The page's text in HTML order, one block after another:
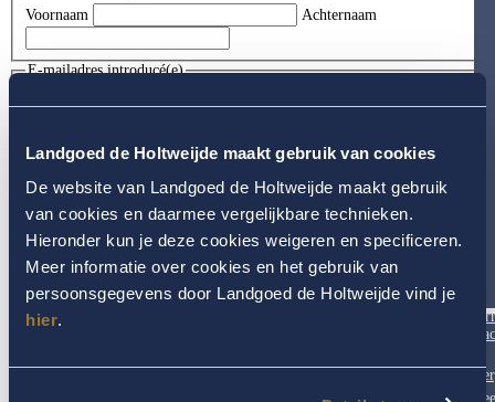
Landgoed de Holtweijde maakt gebruik van cookies
De website van Landgoed de Holtweijde maakt gebruik
van cookies en daarmee vergelijkbare technieken.
Hieronder kun je deze cookies weigeren en specificeren.
Meer informatie over cookies en het gebruik van
persoonsgegevens door Landgoed de Holtweijde vind je
hier.
Voornaam
Achternaam
E-mailadres introducé(e)
Ik fiets graag in de...
Opmerkingen (Vereist)
Heeft u dieetwensen of allergieën, laat het dan hier weten.